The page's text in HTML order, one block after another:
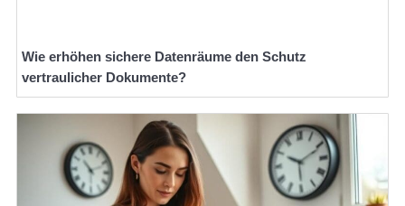
Wie erhöhen sichere Datenräume den Schutz
vertraulicher Dokumente?